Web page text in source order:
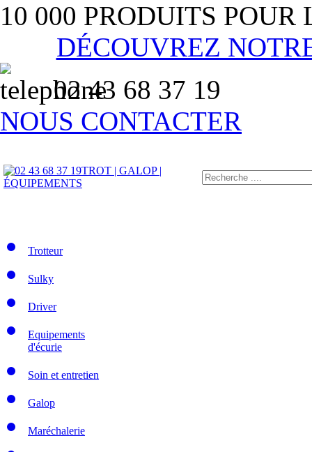
10 000 PRODUITS
DÉCOUVREZ
02 43 68 37 19
NOUS CONTACTER
TROT | GALOP |
ÉQUIPEMENTS
Trotteur
Sulky
Driver
Equipements
d'écurie
Soin et entretien
Galop
Maréchalerie